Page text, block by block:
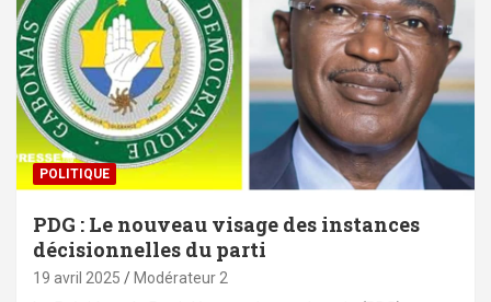
POLITIQUE
PDG : Le nouveau visage des instances
décisionnelles du parti
19 avril 2025 Modérateur 2